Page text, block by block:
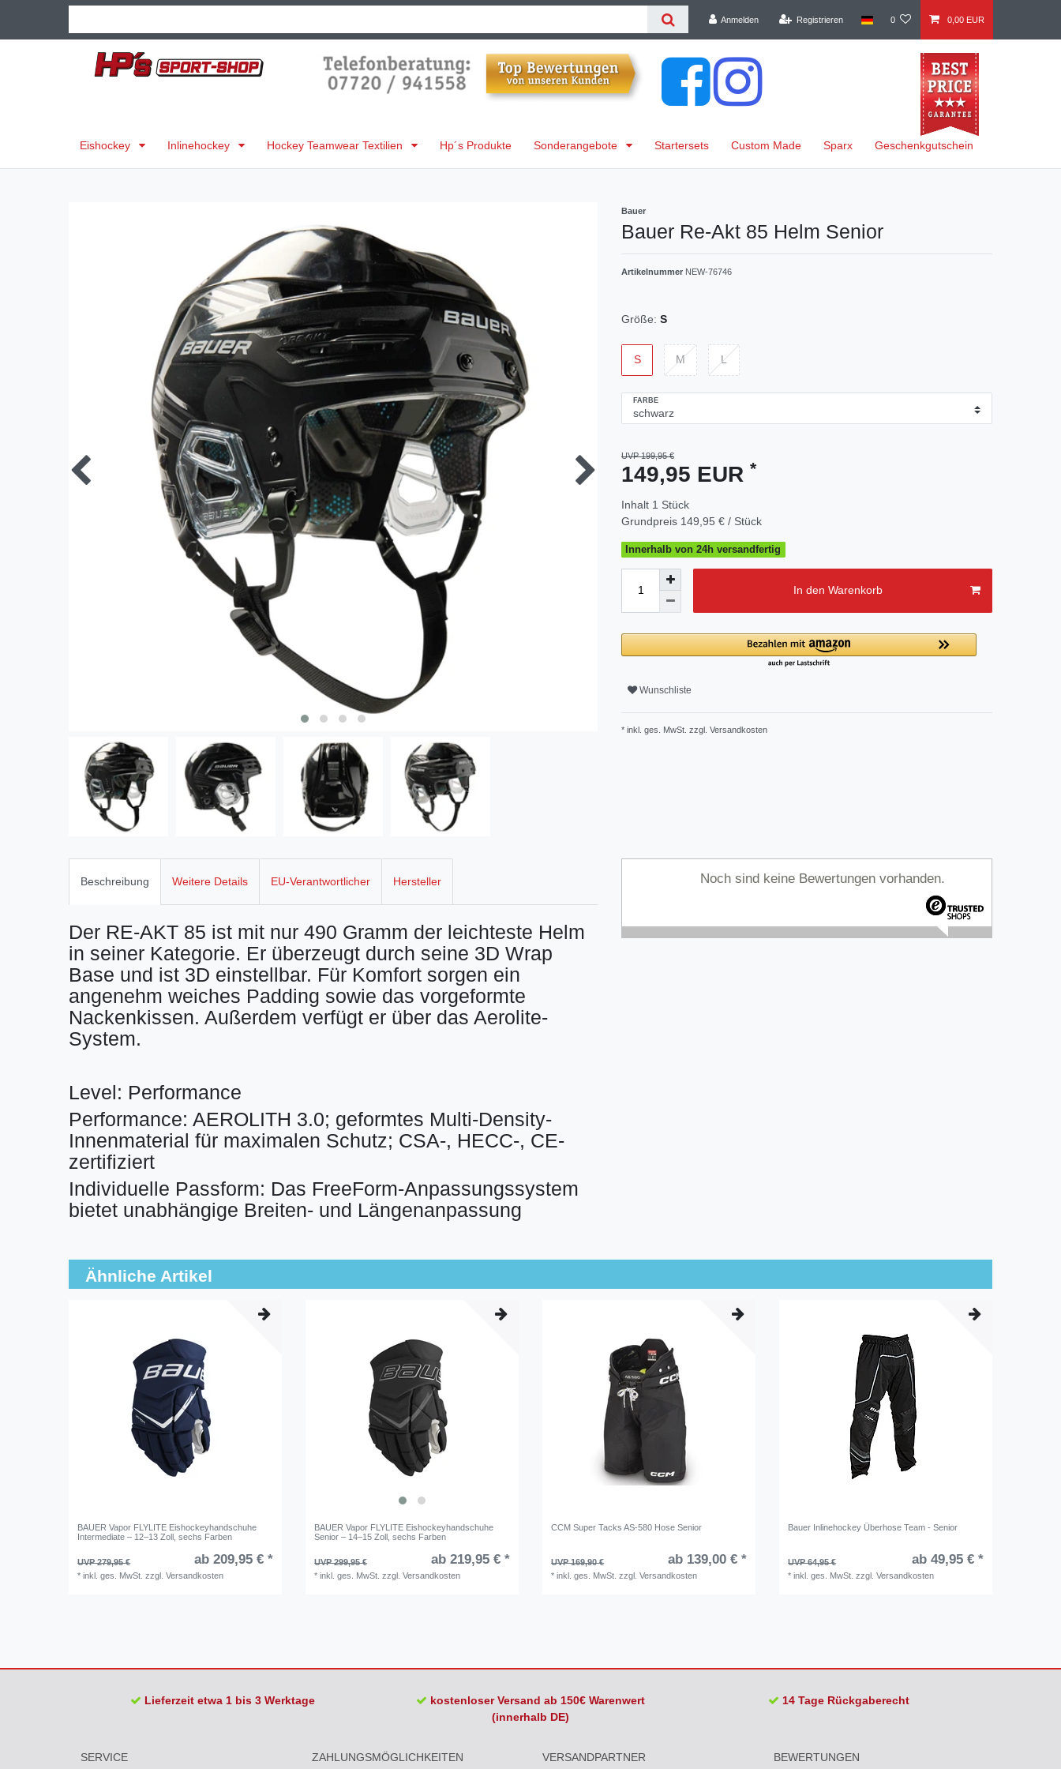
Anmelden Registrieren 0 0,00 EUR
Eishockey Inlinehockey Hockey Teamwear Textilien Hp´s Produkte Sonderangebote Startersets Custom Made Sparx Geschenkgutschein
Bauer
Bauer Re-Akt 85 Helm Senior
Artikelnummer NEW-76746
Größe: S
S M L
FARBE
UVP 199,95 €
149,95 EUR *
Inhalt 1 Stück
Grundpreis 149,95 € / Stück
Innerhalb von 24h versandfertig
In den Warenkorb
Wunschliste
* inkl. ges. MwSt. zzgl. Versandkosten
Beschreibung Weitere Details EU-Verantwortlicher Hersteller
Der RE-AKT 85 ist mit nur 490 Gramm der leichteste Helm
in seiner Kategorie. Er überzeugt durch seine 3D Wrap
Base und ist 3D einstellbar. Für Komfort sorgen ein
angenehm weiches Padding sowie das vorgeformte
Nackenkissen. Außerdem verfügt er über das Aerolite-
System.
Level: Performance
Performance: AEROLITH 3.0; geformtes Multi-Density-
Innenmaterial für maximalen Schutz; CSA-, HECC-, CE-
zertifiziert
Individuelle Passform: Das FreeForm-Anpassungssystem
bietet unabhängige Breiten- und Längenanpassung
Noch sind keine Bewertungen vorhanden.
Ähnliche Artikel
BAUER Vapor FLYLITE Eishockeyhandschuhe
Intermediate – 12–13 Zoll, sechs Farben
UVP 279,95 € ab 209,95 € *
*inkl. ges. MwSt. zzgl.Versandkosten
BAUER Vapor FLYLITE Eishockeyhandschuhe
Senior – 14–15 Zoll, sechs Farben
UVP 299,95 € ab 219,95 € *
*inkl. ges. MwSt. zzgl.Versandkosten
CCM Super Tacks AS-580 Hose Senior
UVP 169,90 € ab 139,00 € *
*inkl. ges. MwSt. zzgl.Versandkosten
Bauer Inlinehockey Überhose Team - Senior
UVP 64,95 € ab 49,95 € *
*inkl. ges. MwSt. zzgl.Versandkosten
Lieferzeit etwa 1 bis 3 Werktage
kostenloser Versand ab 150€ Warenwert
(innerhalb DE)
14 Tage Rückgaberecht
SERVICE ZAHLUNGSMÖGLICHKEITEN VERSANDPARTNER BEWERTUNGEN